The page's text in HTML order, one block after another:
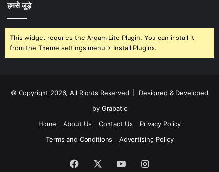
हमसे जुड़े
This widget requries the Arqam Lite Plugin, You can install it
from the Theme settings menu > Install Plugins.
© Copyright 2026, All Rights Reserved | Designed & Developed
by Grabatic
Home
About Us Contact Us
Privacy Policy
Terms and Conditions
Advertising Policy
Facebook YouTubeInstagram